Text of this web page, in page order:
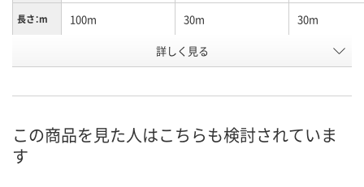
長さ：m 100m 30m 30m
45cm×30m 45cm×30m
号
お届け日
詳しく見る
この商品を見た人はこちらも検討されていま
す